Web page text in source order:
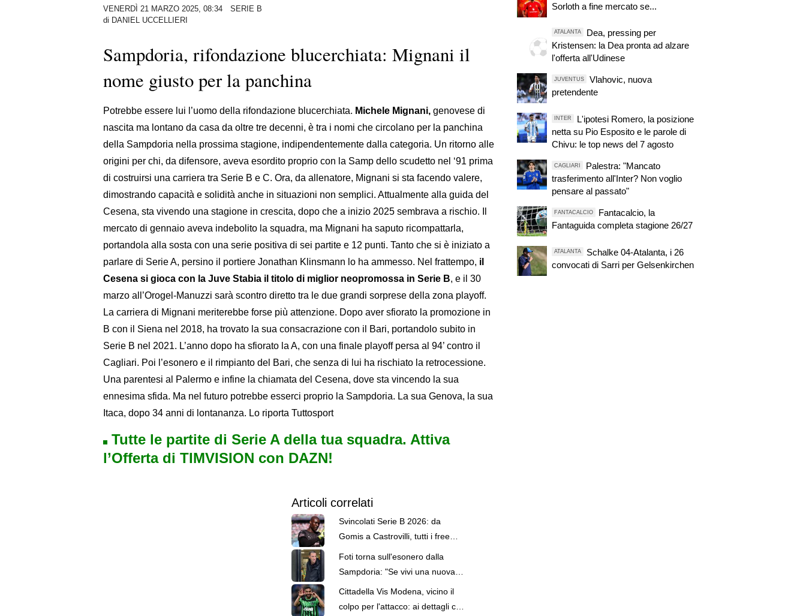
VENERDÌ 21 MARZO 2025, 08:34
SERIE B
di DANIEL UCCELLIERI
Sampdoria, rifondazione blucerchiata: Mignani il
nome giusto per la panchina
Potrebbe essere lui l’uomo della rifondazione blucerchiata. Michele Mignani, genovese di
nascita ma lontano da casa da oltre tre decenni, è tra i nomi che circolano per la panchina
della Sampdoria nella prossima stagione, indipendentemente dalla categoria. Un ritorno alle
origini per chi, da difensore, aveva esordito proprio con la Samp dello scudetto nel ‘91 prima
di costruirsi una carriera tra Serie B e C. Ora, da allenatore, Mignani si sta facendo valere,
dimostrando capacità e solidità anche in situazioni non semplici. Attualmente alla guida del
Cesena, sta vivendo una stagione in crescita, dopo che a inizio 2025 sembrava a rischio. Il
mercato di gennaio aveva indebolito la squadra, ma Mignani ha saputo ricompattarla,
portandola alla sosta con una serie positiva di sei partite e 12 punti. Tanto che si è iniziato a
parlare di Serie A, persino il portiere Jonathan Klinsmann lo ha ammesso. Nel frattempo, il
Cesena si gioca con la Juve Stabia il titolo di miglior neopromossa in Serie B, e il 30
marzo all’Orogel-Manuzzi sarà scontro diretto tra le due grandi sorprese della zona playoff.
La carriera di Mignani meriterebbe forse più attenzione. Dopo aver sfiorato la promozione in
B con il Siena nel 2018, ha trovato la sua consacrazione con il Bari, portandolo subito in
Serie B nel 2021. L’anno dopo ha sfiorato la A, con una finale playoff persa al 94’ contro il
Cagliari. Poi l’esonero e il rimpianto del Bari, che senza di lui ha rischiato la retrocessione.
Una parentesi al Palermo e infine la chiamata del Cesena, dove sta vincendo la sua
ennesima sfida. Ma nel futuro potrebbe esserci proprio la Sampdoria. La sua Genova, la sua
Itaca, dopo 34 anni di lontananza. Lo riporta Tuttosport
Tutte le partite di Serie A della tua squadra. Attiva
l’Offerta di TIMVISION con DAZN!
Articoli correlati
Svincolati Serie B 2026: da
Gomis a Castrovilli, tutti i free
Foti torna sull'esonero dalla
Sampdoria: "Se vivi una nuova
società capisci il motivo per cui..."
Cittadella Vis Modena, vicino il
colpo per l'attacco: ai dettagli con
Sorloth a fine mercato se...
ATALANTA
Dea, pressing per
Kristensen: la Dea pronta ad alzare
l'offerta all'Udinese
JUVENTUS
Vlahovic, nuova
pretendente
INTER
L'ipotesi Romero, la posizione
netta su Pio Esposito e le parole di
Chivu: le top news del 7 agosto
CAGLIARI
Palestra: "Mancato
trasferimento all'Inter? Non voglio
pensare al passato"
FANTACALCIO
Fantacalcio, la
Fantaguida completa stagione 26/27
ATALANTA
Schalke 04-Atalanta, i 26
convocati di Sarri per Gelsenkirchen